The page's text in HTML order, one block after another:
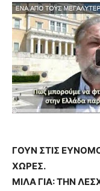
ΓΟΥΝ ΣΤΙΣ
ΧΩΡΕΣ.
ΜΙΛΑ ΓΙΑ: ΤΗΝ